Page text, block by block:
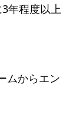
年程度以上
ムからエン